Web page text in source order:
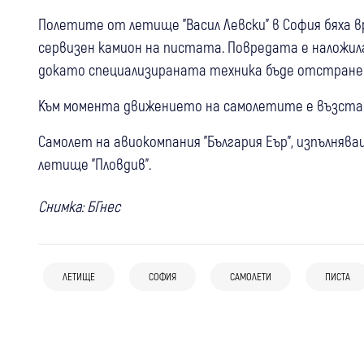
Полетите от летище "Васил Левски" в София бяха
сервизен камион на пистата. Повредата е
докато специализираната техника бъде
Към момента движението на самолетите е
Самолет на авиокомпания "България Еър",
летище "Пловдив".
Снимка: БГнес
ЛЕТИЩЕ СОФИЯ САМОЛЕТИ ПИСТА
06 авг
Километрично задръстване по
АМ "Тракия
България 05 авг
10 души вече са задържани за
Разследващите откриха дрога, оръжия
Повдигнаха обвинение на 17-годишния,